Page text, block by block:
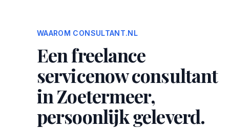
WAAROM CONSULTANT.NL
Een freelance
servicenow consultant
in Zoetermeer,
persoonlijk geleverd.